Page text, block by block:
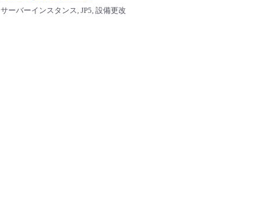
サーバーインスタンス, JP5, 設備更改